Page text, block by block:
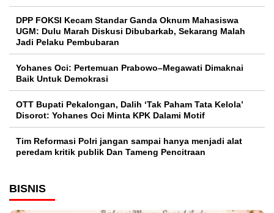
DPP FOKSI Kecam Standar Ganda Oknum Mahasiswa
UGM: Dulu Marah Diskusi Dibubarkab, Sekarang Malah
Jadi Pelaku Pembubaran
Yohanes Oci: Pertemuan Prabowo–Megawati Dimaknai
Baik Untuk Demokrasi
OTT Bupati Pekalongan, Dalih ‘Tak Paham Tata Kelola’
Disorot: Yohanes Oci Minta KPK Dalami Motif
Tim Reformasi Polri jangan sampai hanya menjadi alat
peredam kritik publik Dan Tameng Pencitraan
BISNIS